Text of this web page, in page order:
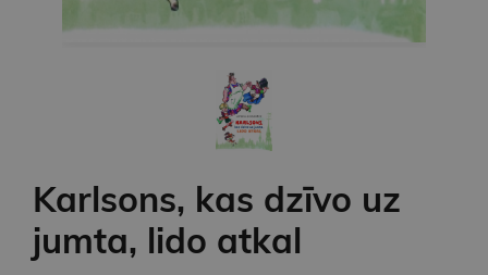
Karlsons, kas dzīvo uz
jumta, lido atkal